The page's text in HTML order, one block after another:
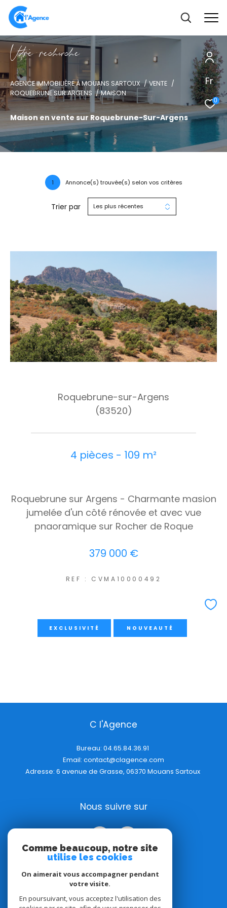
Fr
0
Vore recece
AGENCE IMMOBILIÈRE À MOUANS SARTOUX
VENTE
ROQUEBRUNE SUR ARGENS
MAISON
Maison en vente sur Roquebrune-Sur-Argens
1 Annonce(s) trouvée(s) selon vos critères
Trier par Les plus récentes
Roquebrune-sur-Argens
(83520)
4 pièces - 109 m²
Roquebrune sur Argens - Charmante masion
jumelée d'un côté rénovée et avec vue
pnaoramique sur Rocher de Roque
379 000 €
REF : CVMA10000492
EXCLUSIVITÉ NOUVEAUTÉ
C l'Agence
Bureau: 04.65.84.36.91
Email: contact@clagence.com
Adresse: 6 avenue de Grasse, 06370 Mouans Sartoux
Nous suivre sur
Comme beaucoup, notre site
utilise les cookies
On aimerait vous accompagner pendant
votre visite.
En poursuivant, vous acceptez l'utilisation des